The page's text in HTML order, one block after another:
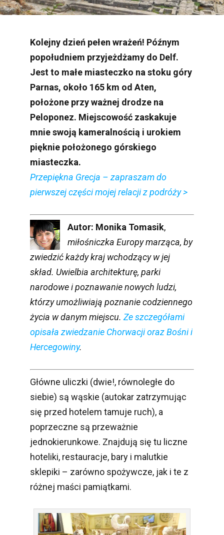
Kolejny dzień pełen wrażeń! Późnym
popołudniem przyjeżdżamy do Delf.
Jest to małe miasteczko na stoku góry
Parnas, około 165 km od Aten,
położone przy ważnej drodze na
Peloponez. Miejscowość zaskakuje
mnie swoją kameralnością i urokiem
pięknie położonego górskiego
miasteczka.
Przepiękna Grecja – zapraszam do
pierwszej części mojej relacji z podróży >
Autor: Monika Tomasik,
miłośniczka Europy marząca, by
zwiedzić każdy kraj wchodzący w jej
skład. Uwielbia architekturę, parki
narodowe i poznawanie nowych ludzi,
którzy umożliwiają poznanie codziennego
życia w danym miejscu. Ze szczegółami
opisała zwiedzanie Chorwacji oraz Bośni i
Hercegowiny.
Główne uliczki (dwie!, równoległe do
siebie) są wąskie (autokar zatrzymując
się przed hotelem tamuje ruch), a
poprzeczne są przeważnie
jednokierunkowe. Znajdują się tu liczne
hoteliki, restauracje, bary i malutkie
sklepiki – zarówno spożywcze, jak i te z
różnej maści pamiątkami.